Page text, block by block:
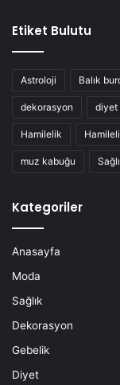
Etiket Bulutu
Astroloji Balık
dekorasyon diyet
Hamilelik
muz kabuğu
Kategoriler
Anasayfa
Moda
Sağlık
Dekorasyon
Gebelik
Diyet